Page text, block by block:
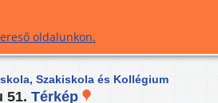
oldalunkon.
Szakiskola és Kollégium
51. Térkép